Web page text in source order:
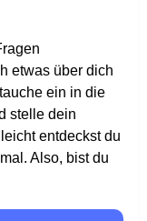
etwas über dich
ein in die
stelle dein
entdeckst du
Also, bist du